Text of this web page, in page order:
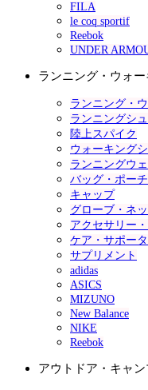
FILA
le coq sportif
Reebok
UNDER
ランニング・ウォ
ランニング・
ランニングシ
陸上スパイク
ウォーキング
ランニングウ
バッグ・ポーチ
キャップ
グローブ・ネ
アクセサリー
ケア・サポー
サプリメント
adidas
ASICS
MIZUNO
New Balance
NIKE
Reebok
アウトドア・キャ